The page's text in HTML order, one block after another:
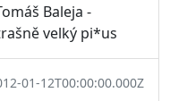
Baleja -
velký pi*us
01-12T00:00:00.000Z